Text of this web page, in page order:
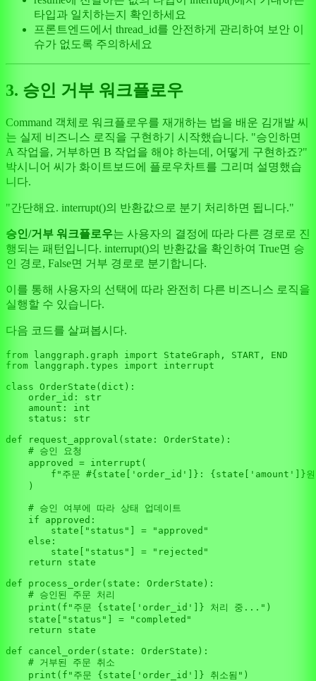
타입과 일치하는지 확인하세요
프론트엔드에서 thread_id를 안전하게 관리하여 보안 이
슈가 없도록 주의하세요
3. 승인 거부 워크플로우
Command 객체로 워크플로우를 재개하는 법을 배운 김개발 씨
는 실제 비즈니스 로직을 구현하기 시작했습니다. "승인하면
A 작업을, 거부하면 B 작업을 해야 하는데, 어떻게 구현하죠?"
박시니어 씨가 화이트보드에 플로우차트를 그리며 설명했습
니다.
"간단해요. interrupt()의 반환값으로 분기 처리하면 됩니다."
승인/거부 워크플로우는 사용자의 결정에 따라 다른 경로로 진
행되는 패턴입니다. interrupt()의 반환값을 확인하여 True면 승
인 경로, False면 거부 경로로 분기합니다.
이를 통해 사용자의 선택에 따라 완전히 다른 비즈니스 로직을
실행할 수 있습니다.
다음 코드를 살펴봅시다.
from langgraph.graph import
from langgraph.types import interrupt
class OrderState ( dict ):
    order_id:
str
    amount:
int
    status:
str
def
request_approval ( state: OrderState ):
# 승인 요청
    approved = interrupt(
f"주문 #{state[ 'order_id' ]} : {state[ 'amount' ]}
    )
# 승인 여부에 따라 상태 업데이트
if approved:
        state[
"status" ] =
"approved"
else :
        state[
"status" ] =
"rejected"
return state
def
process_order( state: OrderState ):
# 승인된 주문 처리
print ( f"주문 {state[ 'order_id' ]} 처리 중..." )
    state[
"status" ] =
"completed"
return state
def
cancel_order( state: OrderState ):
# 거부된 주문 취소
print ( f"주문 {state[ 'order_id' ]} 취소됨" )